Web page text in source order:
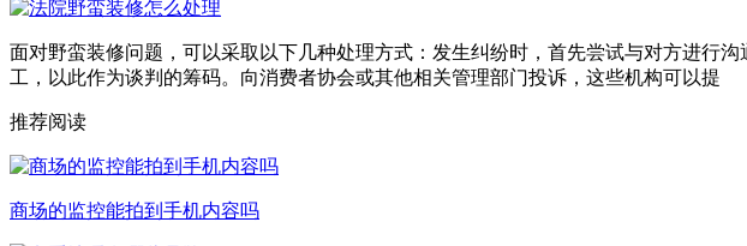
面对野蛮装修问题，可以采取以下几种处理方式：发生纠纷时，首先尝试与对方进行
工，以此作为谈判的筹码。向消费者协会或其他相关管理部门投诉，这些机构可以提
推荐阅读
商场的监控能拍到手机内容吗